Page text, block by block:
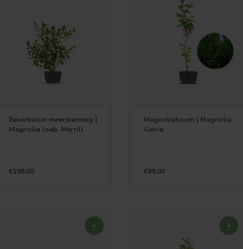
Beverboom meerstammig |
Magnolia loeb. Merrill
€199,00
Magnoliaboom | Magnolia
Genie
€89,00